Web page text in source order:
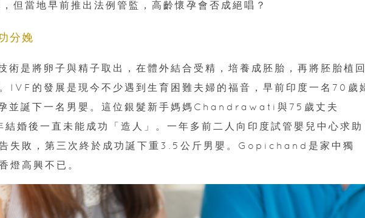
但當地早前推出法例管監，高齡懷孕會否成絕唱？
分娩
術是將卵子與精子取出，在體外結合受精，培養成胚胎，再將胚胎植
IVF的發展是現今不少遇到生育困難夫婦的福音，早前印度一名70歲
並誕下一名男嬰。這位銀髮新手媽媽Chandrawati與75歲丈夫
後一直未能成功「造人」。一年多前二人向印度試管嬰兒中心求助
失敗，第三次終於成功誕下重3.5公斤男嬰。Gopichand是家中獨
燈高興不已。